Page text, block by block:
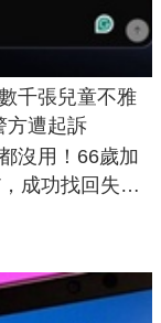
千張兒童不雅
方遭起訴
沒用！66歲加
成功找回失散